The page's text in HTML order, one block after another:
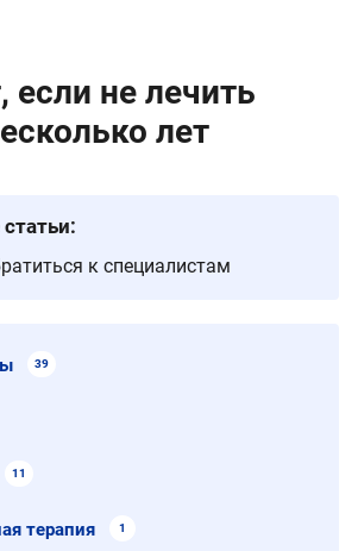
если не лечить
лет
к специалистам
39
11
терапия 1